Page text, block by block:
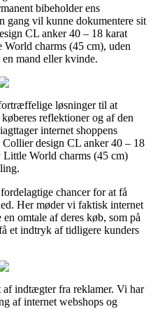
bibeholder ens
gang vil kunne dokumentere sit
CL anker 40 – 18 karat
charms (45 cm), uden
mand eller kvinde.
løsninger til at
reflektioner og af den
internet shoppens
design CL anker 40 – 18
World charms (45 cm)
chancer for at få
Her møder vi faktisk internet
omtale af deres køb, som på
et indtryk af tidligere kunders
af indtægter fra reklamer. Vi har
af internet webshops og